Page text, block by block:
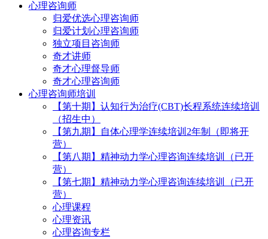
心理咨询师
归爱优选心理咨询师
归爱计划心理咨询师
独立项目咨询师
奇才讲师
奇才心理督导师
奇才心理咨询师
心理咨询师培训
【第十期】认知行为治疗(CBT)长程系统连续培训
（招生中）
【第九期】自体心理学连续培训2年制（即将开
营）
【第八期】精神动力学心理咨询连续培训（已开
营）
【第七期】精神动力学心理咨询连续培训（已开
营）
心理课程
心理资讯
心理咨询专栏